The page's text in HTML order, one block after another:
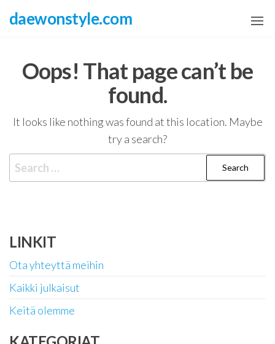
daewonstyle.com
Oops! That page can’t be
found.
It looks like nothing was found at this location. Maybe
try a search?
for:
LINKIT
Ota yhteyttä meihin
Kaikki julkaisut
Keitä olemme